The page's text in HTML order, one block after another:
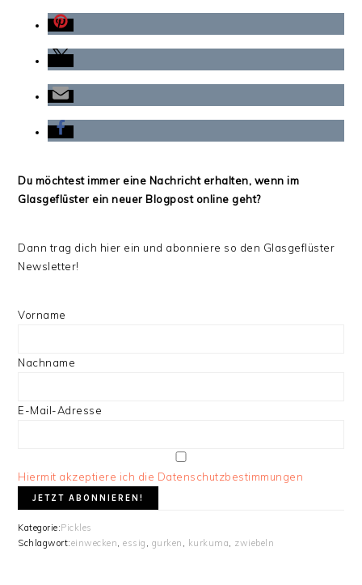
Du möchtest immer eine Nachricht erhalten, wenn im
Glasgeflüster ein neuer Blogpost online geht?
Dann trag dich hier ein und abonniere so den Glasgeflüster
Newsletter!
Vorname
Nachname
E-Mail-Adresse
Hiermit akzeptiere ich die Datenschutzbestimmungen
Kategorie:Pickles
Schlagwort:einwecken,essig , gurken , kurkuma, zwiebeln